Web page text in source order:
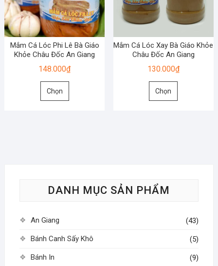
có
thể
được
chọn
trên
trang
sản
thể
chọn
trên
trang
sản
Mắm Cá Lóc Phi Lê Bà Giáo
Khỏe Châu Đốc An Giang
148.000₫
Chọn
Sản
chọn
chọn
Mắm Cá Lóc Xay Bà Giáo Khỏe
Châu Đốc An Giang
130.000₫
Chọn
Sản
được
chọn
trang
DANH MỤC SẢN PHẨM
An Giang (43)
Bánh Canh Sấy Khô (5)
Bánh In (9)